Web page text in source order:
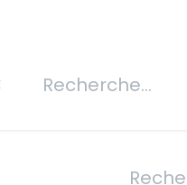
Connexion Réfection